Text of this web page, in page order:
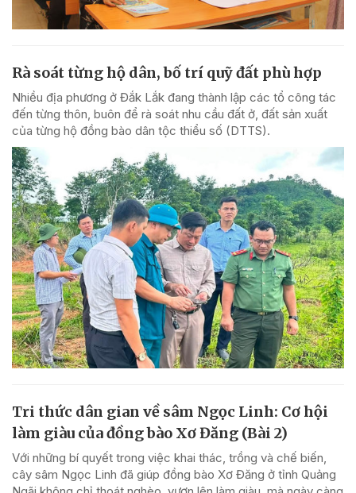
Rà soát từng hộ dân, bố trí quỹ đất phù hợp
Nhiều địa phương ở Đắk Lắk đang thành lập các tổ công tác
đến từng thôn, buôn để rà soát nhu cầu đất ở, đất sản xuất
của từng hộ đồng bào dân tộc thiểu số (DTTS).
Tri thức dân gian về sâm Ngọc Linh: Cơ hội
làm giàu của đồng bào Xơ Đăng (Bài 2)
Với những bí quyết trong việc khai thác, trồng và chế biến,
cây sâm Ngọc Linh đã giúp đồng bào Xơ Đăng ở tỉnh Quảng